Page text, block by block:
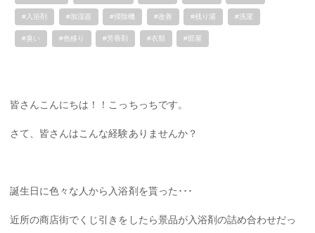
#入浴剤 #加湿器 #掃除機 #改善 #残り湯 #洗濯
#臭い #色移り #芳香剤 #衣類 #部屋
皆さんこんにちは！！こっちっちです。
さて、皆さんはこんな経験ありませんか？
誕生日に色々な人から入浴剤を貰った･･･
近所の商店街でくじ引きをしたら景品が入浴剤の詰め合わせだっ